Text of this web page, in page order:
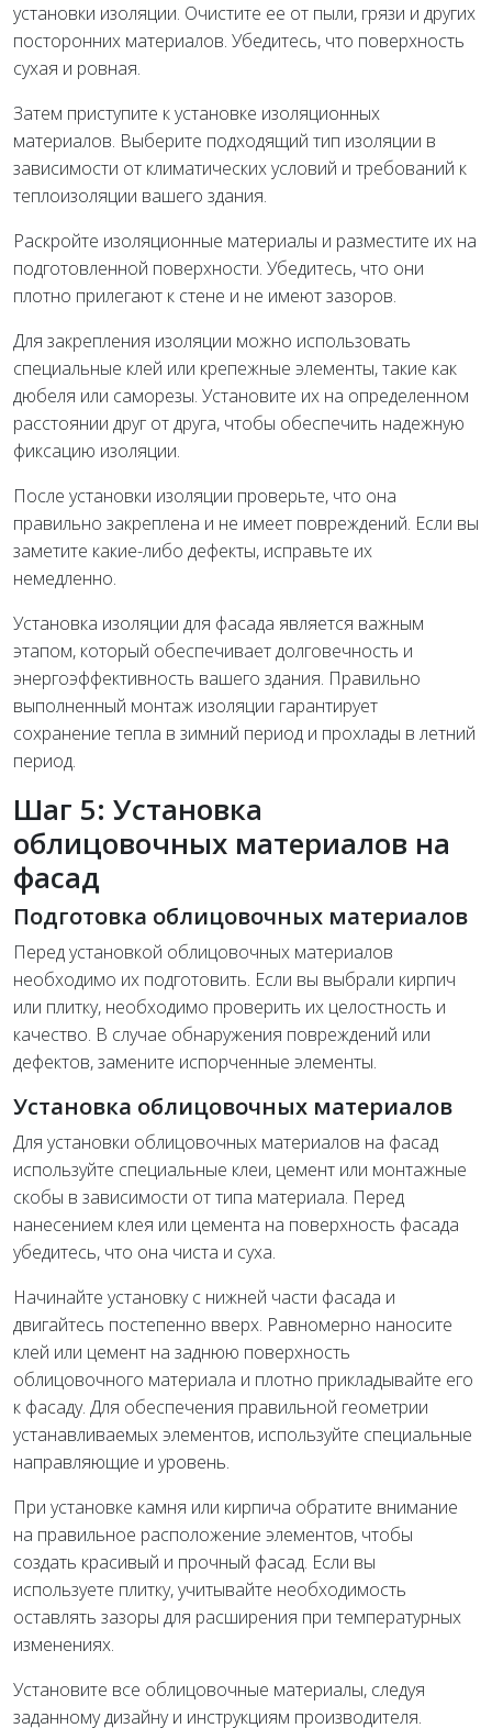
установки изоляции. Очистите ее от пыли, грязи и других
посторонних материалов. Убедитесь, что поверхность
сухая и ровная.
Затем приступите к установке изоляционных
материалов. Выберите подходящий тип изоляции в
зависимости от климатических условий и требований к
теплоизоляции вашего здания.
Раскройте изоляционные материалы и разместите их на
подготовленной поверхности. Убедитесь, что они
плотно прилегают к стене и не имеют зазоров.
Для закрепления изоляции можно использовать
специальные клей или крепежные элементы, такие как
дюбеля или саморезы. Установите их на определенном
расстоянии друг от друга, чтобы обеспечить надежную
фиксацию изоляции.
После установки изоляции проверьте, что она
правильно закреплена и не имеет повреждений. Если вы
заметите какие-либо дефекты, исправьте их
немедленно.
Установка изоляции для фасада является важным
этапом, который обеспечивает долговечность и
энергоэффективность вашего здания. Правильно
выполненный монтаж изоляции гарантирует
сохранение тепла в зимний период и прохлады в летний
период.
Шаг 5: Установка
облицовочных материалов на
фасад
Подготовка облицовочных материалов
Перед установкой облицовочных материалов
необходимо их подготовить. Если вы выбрали кирпич
или плитку, необходимо проверить их целостность и
качество. В случае обнаружения повреждений или
дефектов, замените испорченные элементы.
Установка облицовочных материалов
Для установки облицовочных материалов на фасад
используйте специальные клеи, цемент или монтажные
скобы в зависимости от типа материала. Перед
нанесением клея или цемента на поверхность фасада
убедитесь, что она чиста и суха.
Начинайте установку с нижней части фасада и
двигайтесь постепенно вверх. Равномерно наносите
клей или цемент на заднюю поверхность
облицовочного материала и плотно прикладывайте его
к фасаду. Для обеспечения правильной геометрии
устанавливаемых элементов, используйте специальные
направляющие и уровень.
При установке камня или кирпича обратите внимание
на правильное расположение элементов, чтобы
создать красивый и прочный фасад. Если вы
используете плитку, учитывайте необходимость
оставлять зазоры для расширения при температурных
изменениях.
Установите все облицовочные материалы, следуя
заданному дизайну и инструкциям производителя.